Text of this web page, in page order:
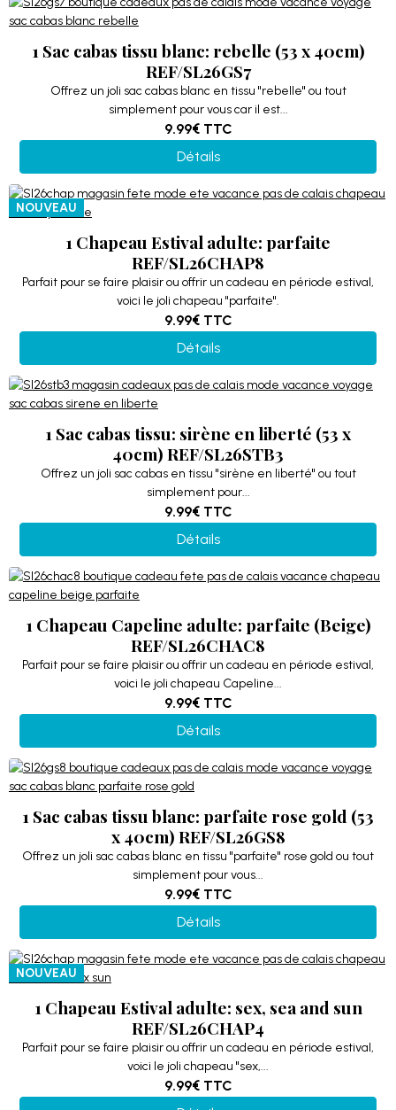
1 Sac cabas tissu blanc: rebelle (53 x 40cm)
REF/SL26GS7
Offrez un joli sac cabas blanc en tissu "rebelle" ou tout
simplement pour vous car il est...
9.99€ TTC
Détails
NOUVEAU
1 Chapeau Estival adulte: parfaite
REF/SL26CHAP8
Parfait pour se faire plaisir ou offrir un cadeau en période estival,
voici le joli chapeau "parfaite".
9.99€ TTC
Détails
1 Sac cabas tissu: sirène en liberté (53 x
40cm) REF/SL26STB3
Offrez un joli sac cabas en tissu "sirène en liberté" ou tout
simplement pour...
9.99€ TTC
Détails
1 Chapeau Capeline adulte: parfaite (Beige)
REF/SL26CHAC8
Parfait pour se faire plaisir ou offrir un cadeau en période estival,
voici le joli chapeau Capeline...
9.99€ TTC
Détails
1 Sac cabas tissu blanc: parfaite rose gold (53
x 40cm) REF/SL26GS8
Offrez un joli sac cabas blanc en tissu "parfaite" rose gold ou tout
simplement pour vous...
9.99€ TTC
Détails
NOUVEAU
1 Chapeau Estival adulte: sex, sea and sun
REF/SL26CHAP4
Parfait pour se faire plaisir ou offrir un cadeau en période estival,
voici le joli chapeau "sex,...
9.99€ TTC